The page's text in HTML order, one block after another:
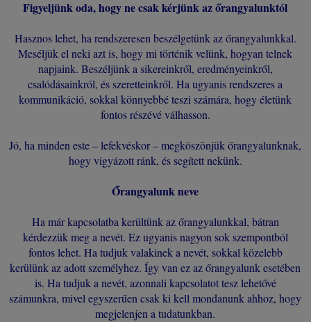
Figyeljünk oda, hogy ne csak kérjünk az őrangyalunktól
Hasznos lehet, ha rendszeresen beszélgetünk az őrangyalunkkal.
Meséljük el neki azt is, hogy mi történik velünk, hogyan telnek
napjaink. Beszéljünk a sikereinkről, eredményeinkről,
csalódásainkról, és szeretteinkről. Ha ugyanis rendszeres a
kommunikáció, sokkal könnyebbé teszi számára, hogy életünk
fontos részévé válhasson.
Jó, ha minden este – lefekvéskor – megköszönjük őrangyalunknak,
hogy vigyázott ránk, és segített nekünk.
Őrangyalunk neve
Ha már kapcsolatba kerültünk az őrangyalunkkal, bátran
kérdezzük meg a nevét. Ez ugyanis nagyon sok szempontból
fontos lehet. Ha tudjuk valakinek a nevét, sokkal közelebb
kerülünk az adott személyhez. Így van ez az őrangyalunk esetében
is. Ha tudjuk a nevét, azonnali kapcsolatot tesz lehetővé
számunkra, mivel egyszerűen csak ki kell mondanunk ahhoz, hogy
megjelenjen a tudatunkban.